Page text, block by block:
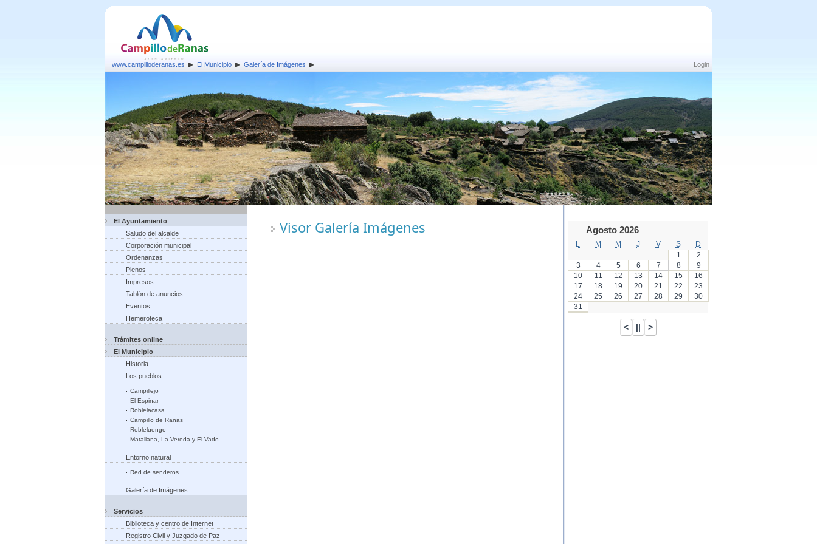
Login
www.campilloderanas.es El Municipio Galería de Imágenes
El Ayuntamiento
Saludo del alcalde
Corporación municipal
Ordenanzas
Plenos
Impresos
Tablón de anuncios
Eventos
Hemeroteca
Trámites online
El Municipio
Historia
Los pueblos
Campillejo
El Espinar
Roblelacasa
Campillo de Ranas
Robleluengo
Matallana, La Vereda y El Vado
Entorno natural
Red de senderos
Galería de Imágenes
Servicios
Biblioteca y centro de Internet
Registro Civil y Juzgado de Paz
Visor Galería Imágenes Agosto 2026
M M J V S
D
1
2
3
4 5 6 7 8
9
10
11 12 13 14 15
16
17
18 19 20 21 22
23
24
25 26 27 28 29
30
31